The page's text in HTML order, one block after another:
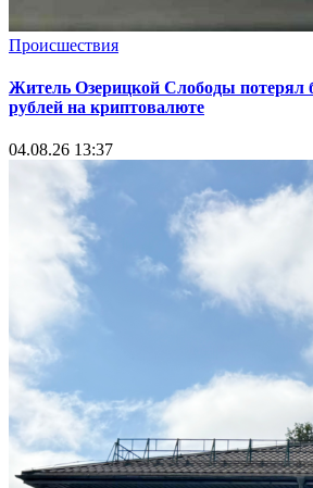
Происшествия
Житель Озерицкой Слободы потерял
рублей на криптовалюте
04.08.26 13:37